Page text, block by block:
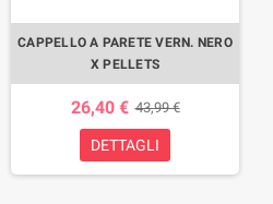
CAPPELLO A PARETE VERN. NERO
X PELLETS
26,40 € 43,99 €
DETTAGLI